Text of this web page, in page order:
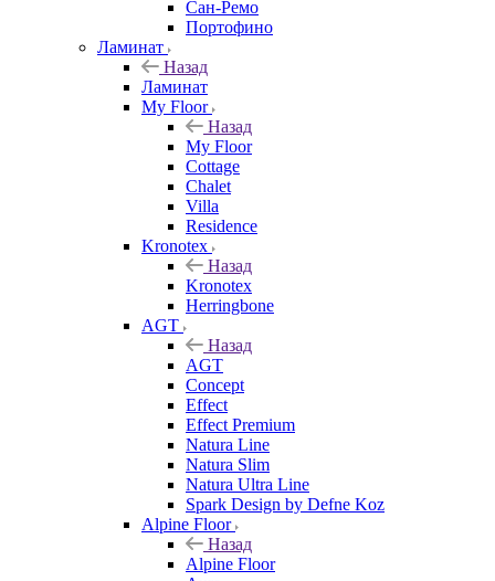
Сан-Ремо
Портофино
Ламинат
Назад
Ламинат
My Floor
Назад
My Floor
Cottage
Chalet
Villa
Residence
Kronotex
Назад
Kronotex
Herringbone
AGT
Назад
AGT
Concept
Effect
Effect Premium
Natura Line
Natura Slim
Natura Ultra Line
Spark Design by Defne Koz
Alpine Floor
Назад
Alpine Floor